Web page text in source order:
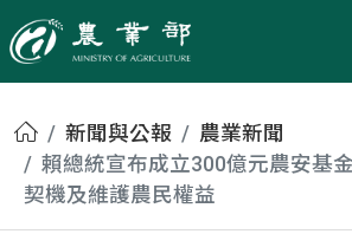
農業部
首頁新聞與公報
農業新聞
賴總統宣布成立300億元農安基
契機及維護農民權益